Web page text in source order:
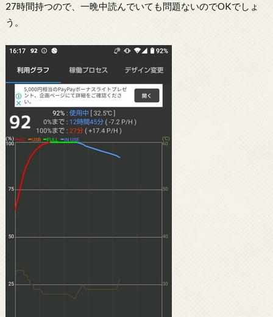
27時間持つので、一晩中読んでいても問題ないのでOKでしょ
う。